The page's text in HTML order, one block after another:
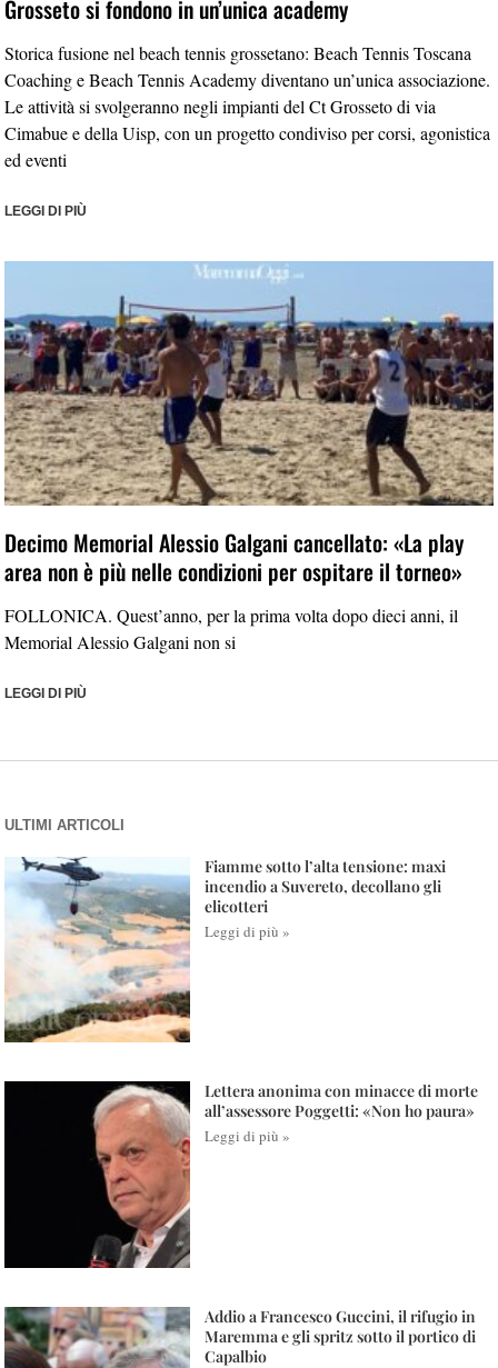
Grosseto si fondono in un’unica academy
Storica fusione nel beach tennis grossetano: Beach Tennis Toscana
Coaching e Beach Tennis Academy diventano un’unica associazione.
Le attività si svolgeranno negli impianti del Ct Grosseto di via
Cimabue e della Uisp, con un progetto condiviso per corsi, agonistica
ed eventi
LEGGI DI PIÙ
Decimo Memorial Alessio Galgani cancellato: «La play
area non è più nelle condizioni per ospitare il torneo»
FOLLONICA. Quest’anno, per la prima volta dopo dieci anni, il
Memorial Alessio Galgani non si
LEGGI DI PIÙ
ULTIMI ARTICOLI
Fiamme sotto l’alta tensione: maxi
incendio a Suvereto, decollano gli
elicotteri
Leggi di più »
Lettera anonima con minacce di morte
all’assessore Poggetti: «Non ho paura»
Leggi di più »
Addio a Francesco Guccini, il rifugio in
Maremma e gli spritz sotto il portico di
Capalbio